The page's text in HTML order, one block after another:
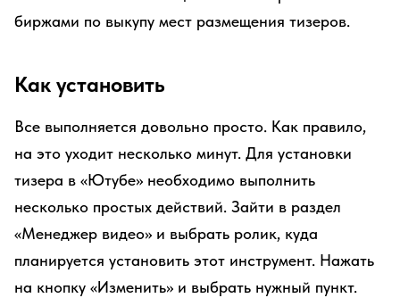
биржами по выкупу мест размещения тизеров.
Как установить
Все выполняется довольно просто. Как правило,
на это уходит несколько минут. Для установки
тизера в «Ютубе» необходимо выполнить
несколько простых действий. Зайти в раздел
«Менеджер видео» и выбрать ролик, куда
планируется установить этот инструмент. Нажать
на кнопку «Изменить» и выбрать нужный пункт.